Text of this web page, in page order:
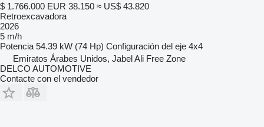
$ 1.766.000 EUR 38.150 ≈ US$ 43.820
Retroexcavadora
2026
5 m/h
Potencia 54.39 kW (74 Hp) Configuración del eje 4x4
Emiratos Árabes Unidos, Jabel Ali Free Zone
DELCO AUTOMOTIVE
Contacte con el vendedor